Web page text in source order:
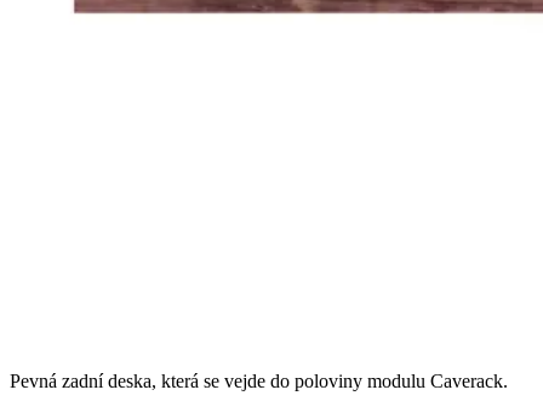
Pevná zadní deska, která se vejde do poloviny modulu Caverack.